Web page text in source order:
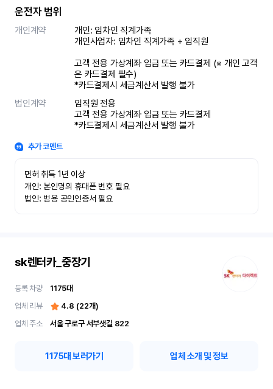
운전자 범위
개인계약
개인: 임차인 직계가족
개인사업자: 임차인 직계가족 + 임직원
고객 전용 가상계좌 입금 또는 카드결제 (※ 개인 고객
은 카드결제 필수)
*카드결제시 세금계산서 발행 불가
법인계약
임직원 전용
고객 전용 가상계좌 입금 또는 카드결제
*카드결제시 세금계산서 발행 불가
추가 코멘트
면허 취득 1년 이상
개인: 본인명의 휴대폰 번호 필요
법인: 범용 공인인증서 필요
sk렌터카_중장기
등록 차량 1175대
업체 리뷰
4.8 (22개)
업체 주소
서울 구로구 서부샛길 822
1175대 보러가기 업체 소개 및 정보